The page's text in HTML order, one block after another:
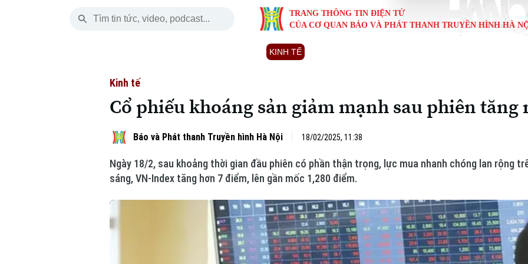
TRANG THÔNG TIN ĐIỆN TỬ
CỦA CƠ QUAN BÁO VÀ PHÁT THANH TRUYỀN HÌNH HÀ
Chính trị
Xã hội
An ninh trật tự
Người Hà Nội
Khoảnh khắc Hà Nội
Ẩm thực
Quân sự
Hồ sơ
Người Việt 4 phương
KINH TẾ
Cafe sáng
Tài chính Ngân hàng
Doanh nghiệp
Đầu tư
Căn hộ
Đất đai
Tàu
Xe máy
Thị trường
Tuyển sinh Làng nghề Dinh
Kinh tế
Cổ phiếu khoáng sản giảm mạnh sau phiên tăng
Báo và Phát thanh Truyền hình Hà Nội 18/02/2025, 11:38
Ngày 18/2, sau khoảng thời gian đầu phiên có phần thận trọng, lực mua nhanh chóng lan rộng
sáng, VN-Index tăng hơn 7 điểm, lên gần mốc 1,280 điểm.